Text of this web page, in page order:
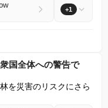
+1
国全体への警告で
を災害のリスクにさら